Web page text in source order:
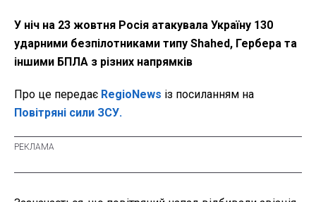
У ніч на 23 жовтня Росія атакувала Україну 130
ударними безпілотниками типу Shahed, Гербера та
іншими БПЛА з різних напрямків
Про це передає RegioNews із посиланням на
Повітряні сили ЗСУ.